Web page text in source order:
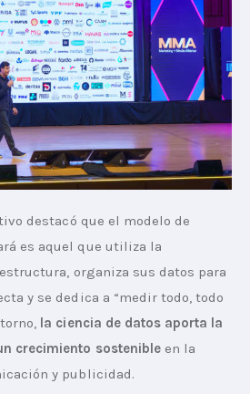
destacó que el modelo de
es aquel que utiliza la
organiza sus datos para
y se dedica a “medir todo, todo
la ciencia de datos aporta la
crecimiento sostenible en la
y publicidad.